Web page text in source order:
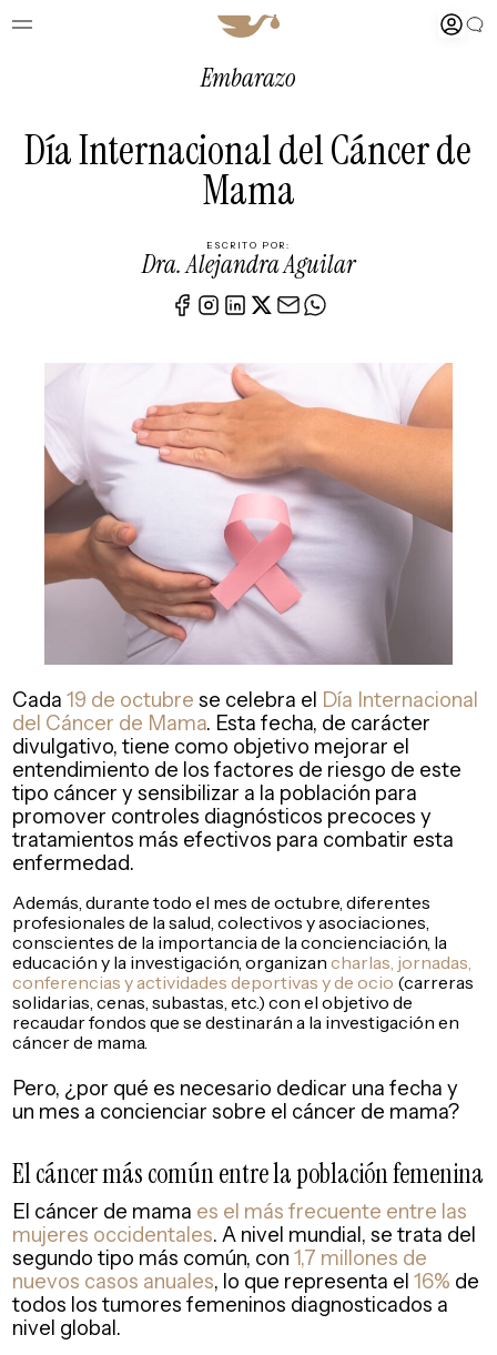
Embarazo
Día Internacional del Cáncer de
Mama
ESCRITO POR:
Dra. Alejandra Aguilar
Cada19 de octubre se celebra el Día Internacional
del Cáncer de Mama. Esta fecha, de carácter
divulgativo, tiene como objetivo mejorar el
entendimiento de los factores de riesgo de este
tipo cáncer y sensibilizar a la población para
promover controles diagnósticos precoces y
tratamientos más efectivos para combatir esta
enfermedad.
Además, durante todo el mes de octubre, diferentes
profesionales de la salud, colectivos y asociaciones,
conscientes de la importancia de la concienciación, la
educación y la investigación, organizancharlas, jornadas,
conferencias y actividades deportivas y de ocio (carreras
solidarias, cenas, subastas, etc.) con el objetivo de
recaudar fondos que se destinarán a la investigación en
cáncer de mama.
Pero, ¿por qué es necesario dedicar una fecha y
un mes a concienciar sobre el cáncer de mama?
El cáncer más común entre la población femenina
El cáncer de mama es el más frecuente entre las
mujeres occidentales. A nivel mundial, se trata del
segundo tipo más común, con1,7 millones de
nuevos casos anuales, lo que representa el16% de
todos los tumores femeninos diagnosticados a
nivel global.